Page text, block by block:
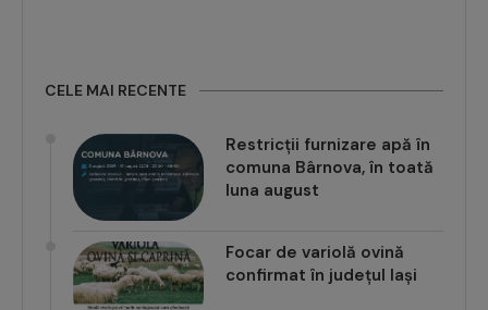
CELE MAI RECENTE
Restricții furnizare apă în
comuna Bârnova, în toată
luna august
Focar de variolă ovină
confirmat în județul Iași